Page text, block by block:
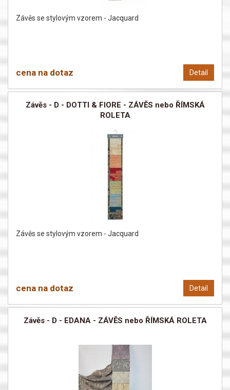
Závěs se stylovým vzorem - Jacquard
Detail
cena na dotaz
Závěs - D - DOTTI & FIORE - ZÁVĚS nebo ŘÍMSKÁ
ROLETA
Závěs se stylovým vzorem - Jacquard
Detail
cena na dotaz
Závěs - D - EDANA - ZÁVĚS nebo ŘÍMSKÁ ROLETA